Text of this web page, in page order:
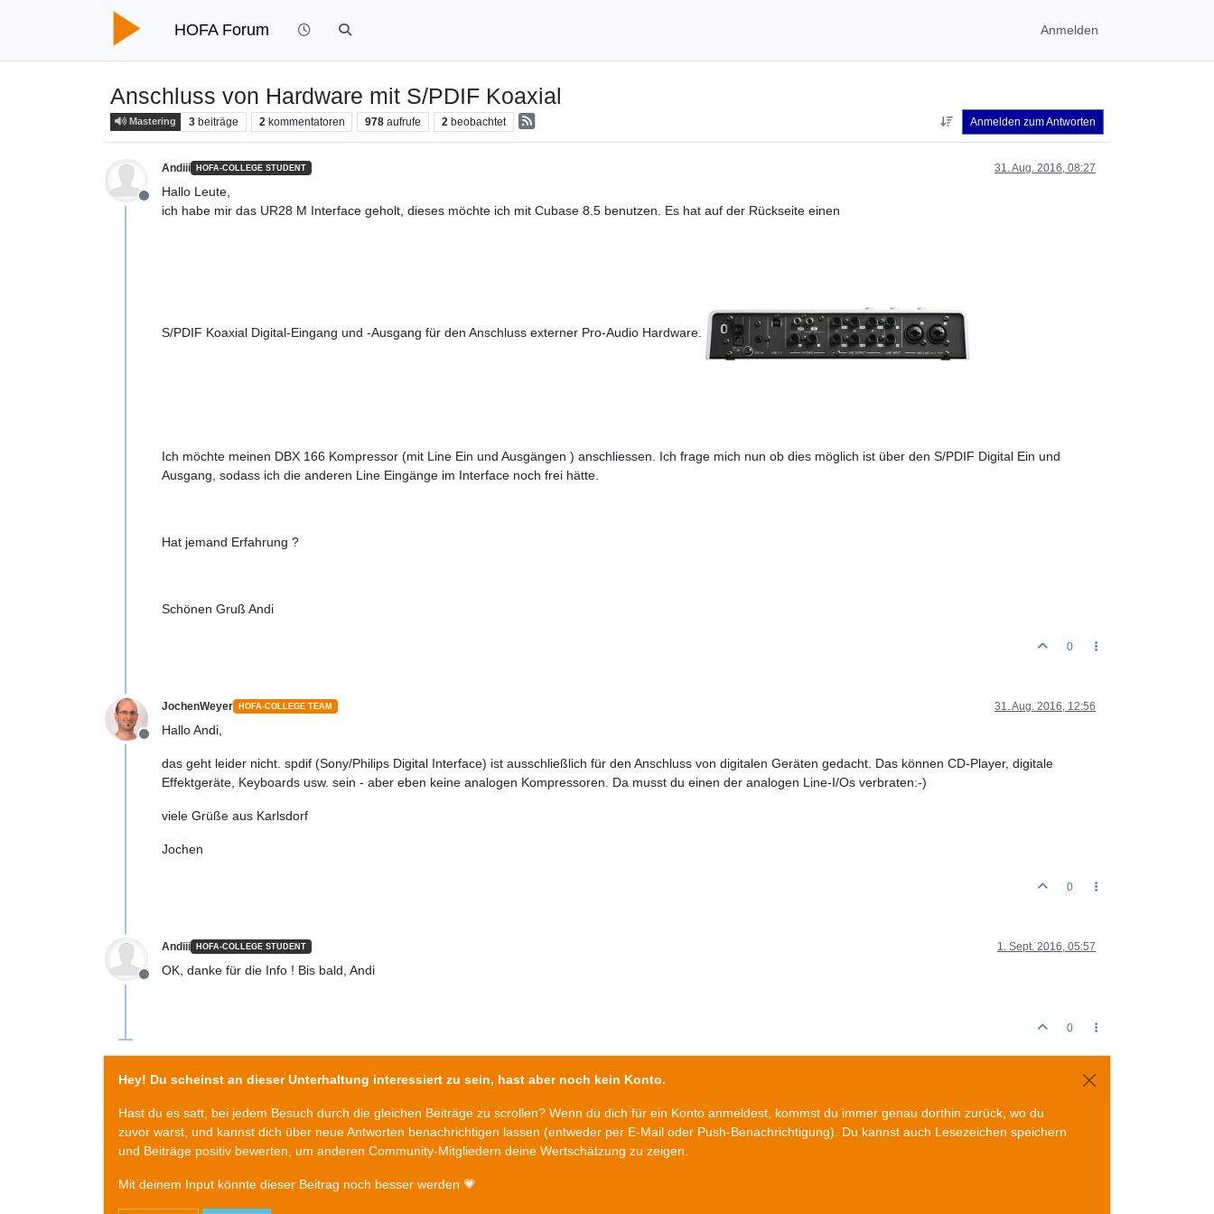
HOFA Forum Anmelden
Anschluss von Hardware mit S/PDIF Koaxial
Mastering 3 beiträge 2 kommentatoren 978 aufrufe 2 beobachtet Anmelden zum Antworten
Offline
Andiii HOFA-COLLEGE STUDENT 31. Aug. 2016, 08:27
Hallo Leute,
ich habe mir das UR28 M Interface geholt, dieses möchte ich mit Cubase 8.5 benutzen. Es hat auf der Rückseite einen
S/PDIF Koaxial Digital-Eingang und -Ausgang für den Anschluss externer Pro-Audio Hardware.
Ich möchte meinen DBX 166 Kompressor (mit Line Ein und Ausgängen ) anschliessen. Ich frage mich nun ob dies möglich ist über den S/PDIF Digital Ein und
Ausgang, sodass ich die anderen Line Eingänge im Interface noch frei hätte.
Hat jemand Erfahrung ?
Schönen Gruß Andi
0
Offline
JochenWeyer HOFA-COLLEGE TEAM 31. Aug. 2016, 12:56
Hallo Andi,
das geht leider nicht. spdif (Sony/Philips Digital Interface) ist ausschließlich für den Anschluss von digitalen Geräten gedacht. Das können CD-Player, digitale
Effektgeräte, Keyboards usw. sein - aber eben keine analogen Kompressoren. Da musst du einen der analogen Line-I/Os verbraten:-)
viele Grüße aus Karlsdorf
Jochen
0
Offline
Andiii HOFA-COLLEGE STUDENT 1. Sept. 2016, 05:57
OK, danke für die Info ! Bis bald, Andi
0
Hey! Du scheinst an dieser Unterhaltung interessiert zu sein, hast aber noch kein Konto.
Hast du es satt, bei jedem Besuch durch die gleichen Beiträge zu scrollen? Wenn du dich für ein Konto anmeldest, kommst du immer genau dorthin zurück, wo du
zuvor warst, und kannst dich über neue Antworten benachrichtigen lassen (entweder per E-Mail oder Push-Benachrichtigung). Du kannst auch Lesezeichen speichern
und Beiträge positiv bewerten, um anderen Community-Mitgliedern deine Wertschätzung zu zeigen.
Mit deinem Input könnte dieser Beitrag noch besser werden 💗